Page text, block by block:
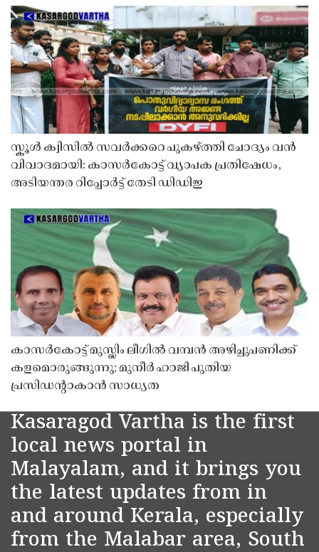
സ്കൂൾ ക്വിസിൽ സവർക്കറെ പുകഴ്ത്തി ചോദ്യം വൻ
വിവാദമായി: കാസർകോട്ട് വ്യാപക പ്രതിഷേധം,
അടിയന്തര റിപ്പോർട്ട് തേടി ഡിഡിഇ
കാസർകോട്ട് മുസ്ലിം ലീഗിൽ വമ്പൻ അഴിച്ചുപണിക്ക്
കളമൊരുങ്ങുന്നു; മുനീർ ഹാജി പുതിയ
പ്രസിഡൻ്റാകാൻ സാധ്യത
Kasaragod Vartha is the first
local news portal in
Malayalam, and it brings you
the latest updates from in
and around Kerala, especially
from the Malabar area, South